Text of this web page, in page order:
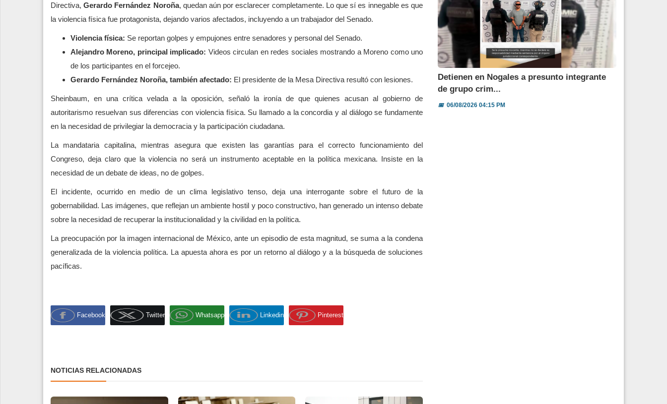
Directiva,Gerardo Fernández Noroña, quedan aún por esclarecer completamente. Lo que sí es innegable es que
la violencia física fue protagonista, dejando varios afectados, incluyendo a un trabajador del Senado.
Violencia física: Se reportan golpes y empujones entre senadores y personal del Senado.
Alejandro Moreno, principal implicado: Videos circulan en redes sociales mostrando a Moreno como uno
de los participantes en el forcejeo.
Gerardo Fernández Noroña, también afectado: El presidente de la Mesa Directiva resultó con lesiones.
Sheinbaum, en una crítica velada a la oposición, señaló la ironía de que quienes acusan al gobierno de
autoritarismo resuelvan sus diferencias con violencia física. Su llamado a la concordia y al diálogo se fundamente
en la necesidad de privilegiar la democracia y la participación ciudadana.
La mandataria capitalina, mientras asegura que existen las garantías para el correcto funcionamiento del
Congreso, deja claro que la violencia no será un instrumento aceptable en la política mexicana. Insiste en la
necesidad de un debate de ideas, no de golpes.
El incidente, ocurrido en medio de un clima legislativo tenso, deja una interrogante sobre el futuro de la
gobernabilidad. Las imágenes, que reflejan un ambiente hostil y poco constructivo, han generado un intenso debate
sobre la necesidad de recuperar la institucionalidad y la civilidad en la política.
La preocupación por la imagen internacional de México, ante un episodio de esta magnitud, se suma a la condena
generalizada de la violencia política. La apuesta ahora es por un retorno al diálogo y a la búsqueda de soluciones
pacíficas.
Facebook Twitter Whatsapp Linkedin Pinterest
NOTICIAS RELACIONADAS
Detienen en Nogales a presunto integrante
de grupo crim...
📅06/08/2026 04:15 PM